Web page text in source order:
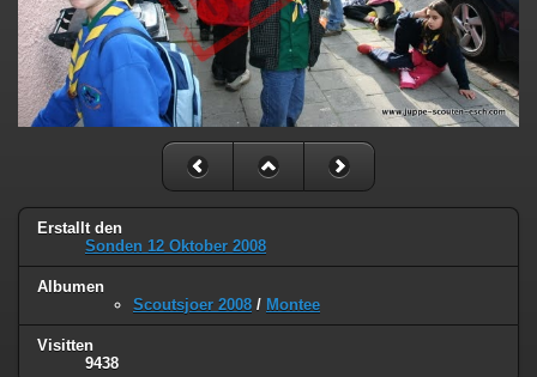
Erstallt den
Sonden 12 Oktober 2008
Albumen
Scoutsjoer 2008 / Montee
Visitten
9438